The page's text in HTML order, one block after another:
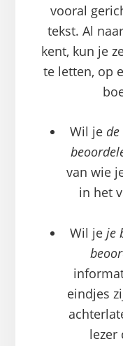
vooral
tekst. Al
kent, kun je
te letten, op
Wil je
van wie
in het
Wil je je
eindjes
lezer